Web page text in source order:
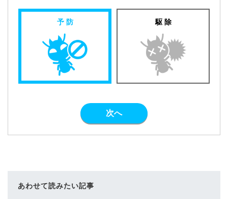
予 防 駆 除
次へ
あわせて読みたい記事